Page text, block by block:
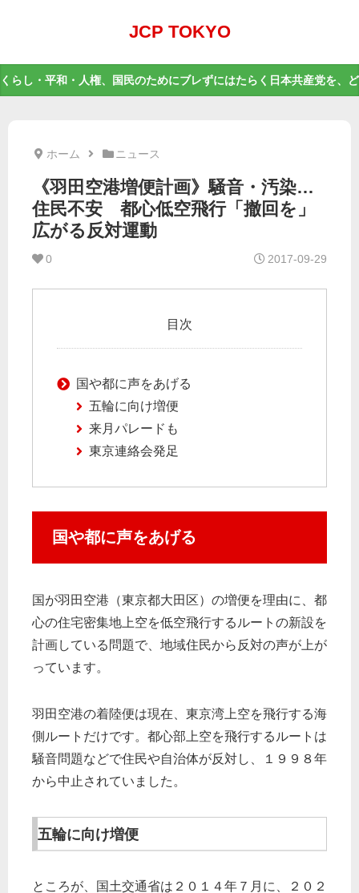
JCP TOKYO
くらし・平和・人権、国民のためにブレずにはたらく日本共産党を、
ホーム ニュース
《羽田空港増便計画》騒音・汚染…
住民不安 都心低空飛行「撤回を」
広がる反対運動
0 2017-09-29
目次
国や都に声をあげる
五輪に向け増便
来月パレードも
東京連絡会発足
国や都に声をあげる
国が羽田空港（東京都大田区）の増便を理由に、都
心の住宅密集地上空を低空飛行するルートの新設を
計画している問題で、地域住民から反対の声が上が
っています。
羽田空港の着陸便は現在、東京湾上空を飛行する海
側ルートだけです。都心部上空を飛行するルートは
騒音問題などで住民や自治体が反対し、１９９８年
から中止されていました。
五輪に向け増便
ところが、国土交通省は２０１４年７月に、２０２